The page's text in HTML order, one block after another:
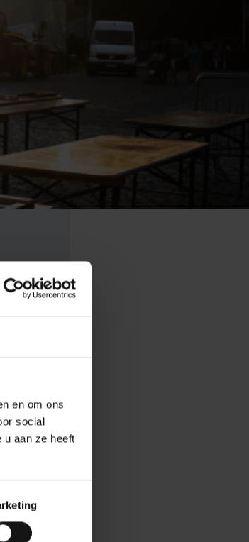
en om ons
social
u aan ze heeft